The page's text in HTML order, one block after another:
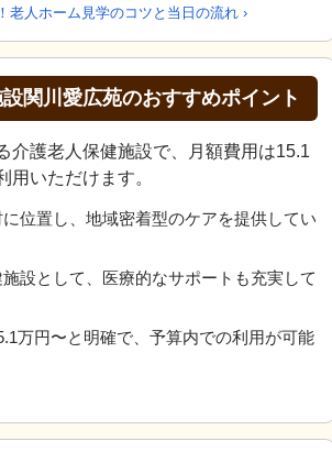
老人ホーム見学のコツと当日の流れ ›
関川愛広苑のおすすめポイント
介護老人保健施設で、月額費用は15.1
用いただけます。
位置し、地域密着型のケアを提供してい
設として、医療的なサポートも充実して
万円〜と明確で、予算内での利用が可能